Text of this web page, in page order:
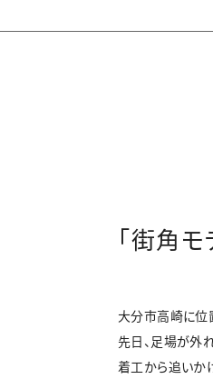
「街角
大分市高崎に位
先日、足場が外
着工から追いか